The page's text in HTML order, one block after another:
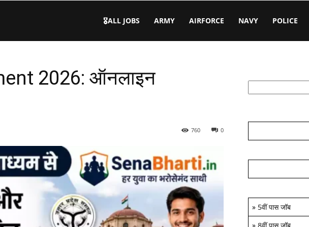
🎖️ALL JOBS ARMY AIRFORCE NAVY POLICE
2026: ऑनलाइन
0
760
» 5वीं पास जॉब